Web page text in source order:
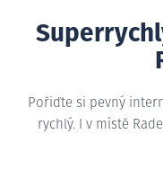
Pořiďte si pevný
rychlý. I v místě